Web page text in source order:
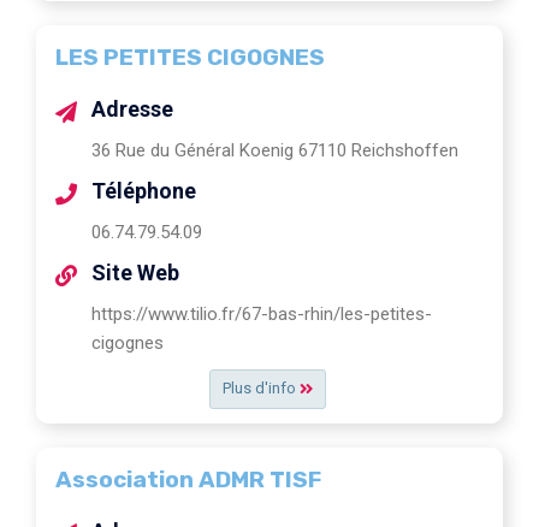
LES PETITES CIGOGNES
Plus d'info
Adresse
36 Rue du Général Koenig 67110 Reichshoffen
Téléphone
06.74.79.54.09
Site Web
https://www.tilio.fr/67-bas-rhin/les-petites-
cigognes
Association ADMR TISF